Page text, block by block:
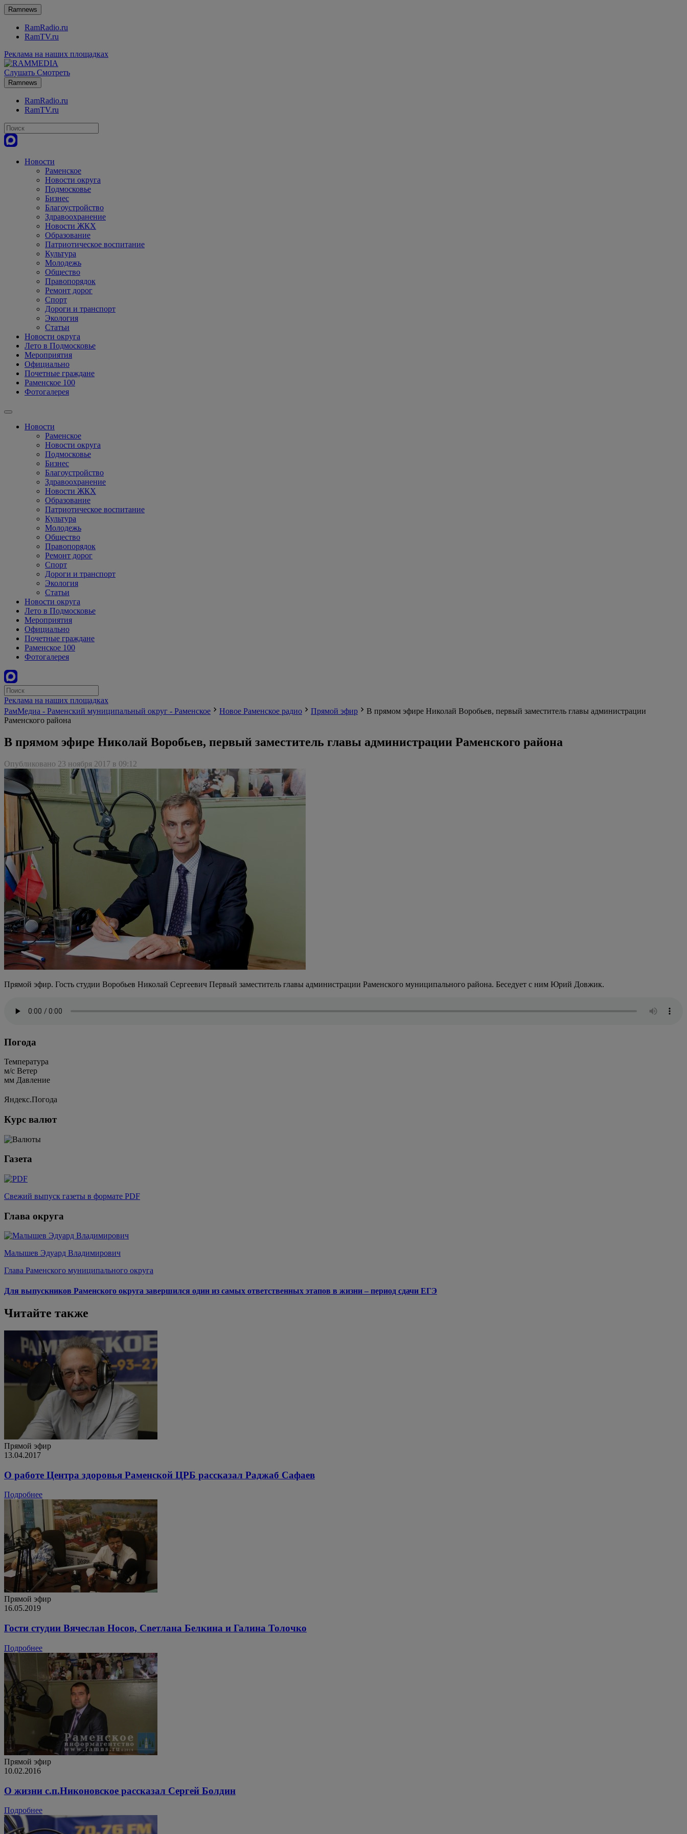
Ramnews
RamRadio.ru
RamTV.ru
Реклама на наших площадках
Слушать Смотреть
Ramnews
RamRadio.ru
RamTV.ru
Новости
Раменское
Новости округа
Подмосковье
Бизнес
Благоустройство
Здравоохранение
Новости ЖКХ
Образование
Патриотическое воспитание
Культура
Молодежь
Общество
Правопорядок
Ремонт дорог
Спорт
Дороги и транспорт
Экология
Статьи
Новости округа
Лето в Подмосковье
Мероприятия
Официально
Почетные граждане
Раменское 100
Фотогалерея
Новости
Раменское
Новости округа
Подмосковье
Бизнес
Благоустройство
Здравоохранение
Новости ЖКХ
Образование
Патриотическое воспитание
Культура
Молодежь
Общество
Правопорядок
Ремонт дорог
Спорт
Дороги и транспорт
Экология
Статьи
Новости округа
Лето в Подмосковье
Мероприятия
Официально
Почетные граждане
Раменское 100
Фотогалерея
Реклама на наших площадках
РамМедиа - Раменский муниципальный округ - Раменское
Новое Раменское радио Прямой эфир
В прямом эфире Николай Воробьев, первый заместитель главы администрации
Раменского района
В прямом эфире Николай Воробьев, первый заместитель главы администрации Раменского района
Опубликовано 23 ноября 2017 в 09:12
Прямой эфир. Гость студии Воробьев Николай Сергеевич Первый заместитель главы администрации Раменского муниципального района. Беседует с ним Юрий Довжик.
Погода
Температура
м/c Ветер
мм Давление
Яндекс.Погода
Курс валют
Газета
Свежий выпуск газеты в формате PDF
Глава округа
Малышев Эдуард Владимирович
Глава Раменского муниципального округа
Для выпускников Раменского округа завершился один из самых ответственных этапов в жизни – период сдачи ЕГЭ
Читайте также
Прямой эфир
13.04.2017
О работе Центра здоровья Раменской ЦРБ рассказал Раджаб Сафаев
Подробнее
Прямой эфир
16.05.2019
Гости студии Вячеслав Носов, Светлана Белкина и Галина Толочко
Подробнее
Прямой эфир
10.02.2016
О жизни с.п.Никоновское рассказал Сергей Болдин
Подробнее